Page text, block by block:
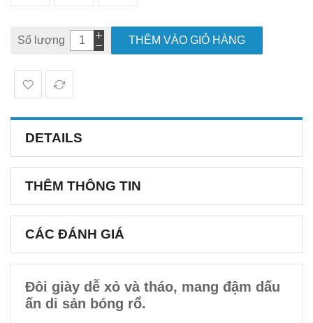
Số lượng THÊM VÀO GIỎ HÀNG
DETAILS
THÊM THÔNG TIN
CÁC ĐÁNH GIÁ
Đôi giày dễ xỏ và tháo, mang đậm dấu
ấn di sản bóng rổ.